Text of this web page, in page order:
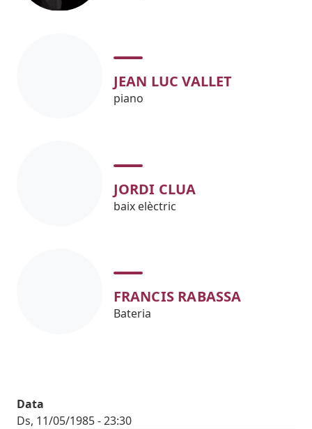
JEAN LUC VALLET
piano
JORDI CLUA
baix elèctric
FRANCIS RABASSA
Bateria
Data
Ds, 11/05/1985 - 23:30